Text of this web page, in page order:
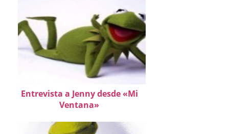
Entrevista a Jenny desde «Mi
Ventana»